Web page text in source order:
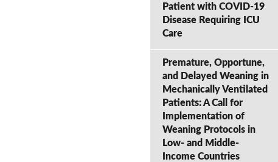
Patient with COVID-19
Disease Requiring ICU
Care
Premature, Opportune,
and Delayed Weaning in
Mechanically Ventilated
Patients: A Call for
Implementation of
Weaning Protocols in
Low- and Middle-
Income Countries